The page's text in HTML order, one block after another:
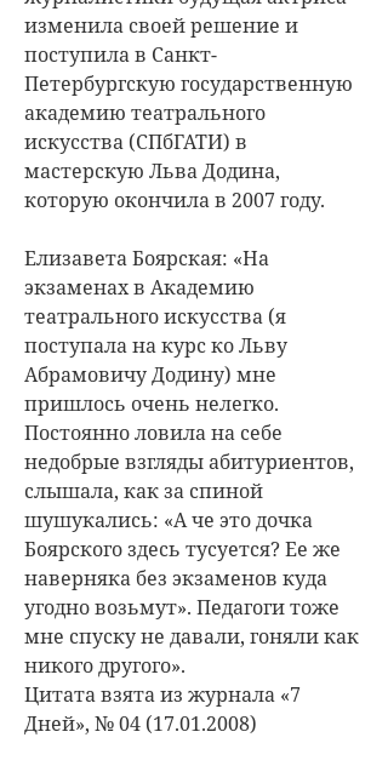
изменила своей решение и
поступила в Санкт-
Петербургскую государственную
академию театрального
искусства (СПбГАТИ) в
мастерскую Льва Додина,
которую окончила в 2007 году.
Елизавета Боярская: «На
экзаменах в Академию
театрального искусства (я
поступала на курс ко Льву
Абрамовичу Додину) мне
пришлось очень нелегко.
Постоянно ловила на себе
недобрые взгляды абитуриентов,
слышала, как за спиной
шушукались: «А че это дочка
Боярского здесь тусуется? Ее же
наверняка без экзаменов куда
угодно возьмут». Педагоги тоже
мне спуску не давали, гоняли как
никого другого».
Цитата взята из журнала «7
Дней», № 04 (17.01.2008)